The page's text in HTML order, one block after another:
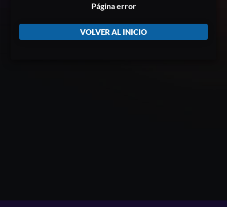
Página error
VOLVER AL INICIO